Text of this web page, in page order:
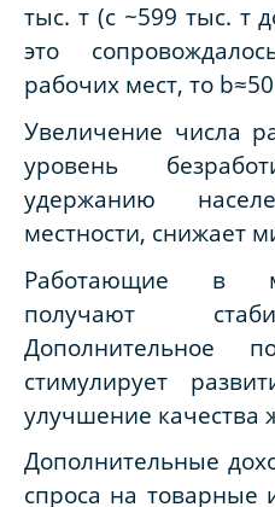
тыс. т (с ~599 тыс. т
это
рабочих мест, то
Увеличение числа
уровень
удержанию
местности, снижает
Работающие в
получают
Дополнительное
стимулирует
улучшение качества
Дополнительные
спроса на товарные